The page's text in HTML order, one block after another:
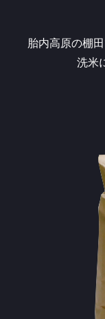
胎内高原の棚
洗米